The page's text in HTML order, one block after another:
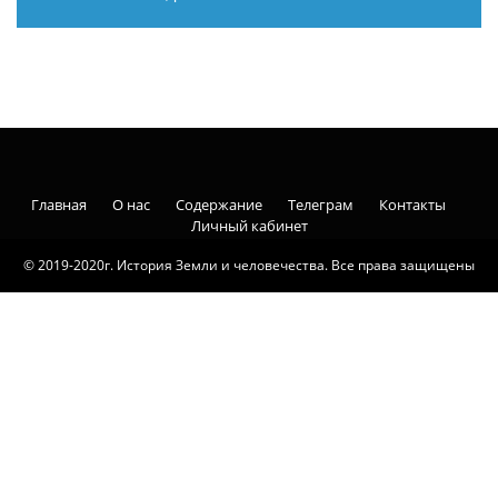
© 2019-2020г. История Земли и человечества. Все права защищены
Главная О нас Содержание Телеграм
Контакты
Личный кабинет